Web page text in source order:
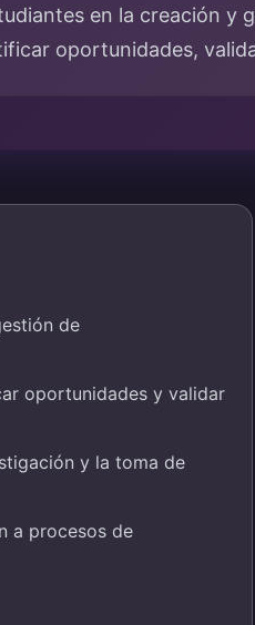
en la creación
oportunidades,
de
oportunidades y validar
y la toma de
a procesos de